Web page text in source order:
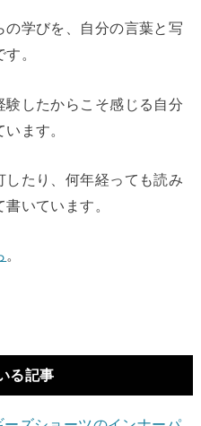
の学びを、自分の言葉と写
。
したからこそ感じる自分
ます。
たり、何年経っても読み
いています。
。
る記事